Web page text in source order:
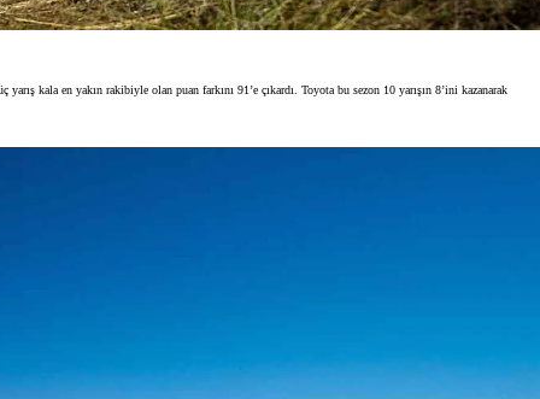
kala en yakın rakibiyle olan puan farkını 91’e çıkardı. Toyota bu sezon 10 yarışın 8’ini kazanarak